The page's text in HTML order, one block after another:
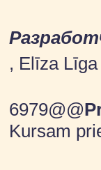
, Elīza
6979@@
Kursam